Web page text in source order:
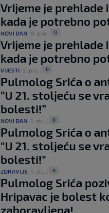
Vrijeme je prehlade
kada je potrebno
NOVI DAN 9. pro. 0
Vrijeme je prehlade
kada je potrebno
VIJESTI 9. pro. 0
Pulmolog Srića o
“U 21. stoljeću se
bolesti!”
NOVI DAN 1. stu. 0
Pulmolog Srića o
"U 21. stoljeću se
bolesti!"
ZDRAVLJE 1. stu. 0
Pulmolog Srića
Hripavac je bolest
zaboravljena!